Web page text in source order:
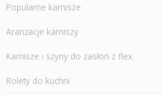
Popularne karnisze
Aranżacje karniszy
Karnisze i szyny do zasłon z flex
Rolety do kuchni